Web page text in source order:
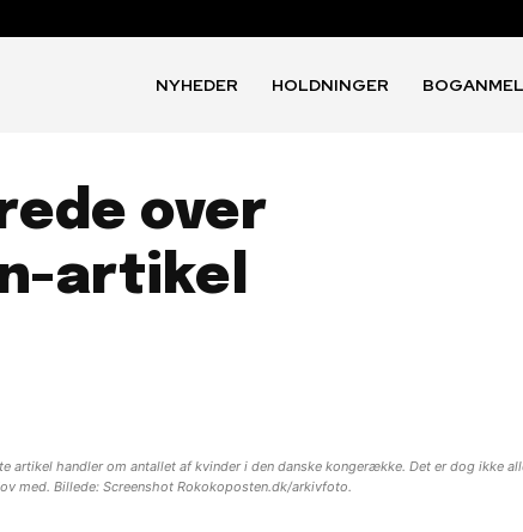
NYHEDER HOLDNINGER
over
artikel
artikel handler om antallet af kvinder i den danske kongerække. Det er dog ikke
med. Billede: Screenshot Rokokoposten.dk/arkivfoto.